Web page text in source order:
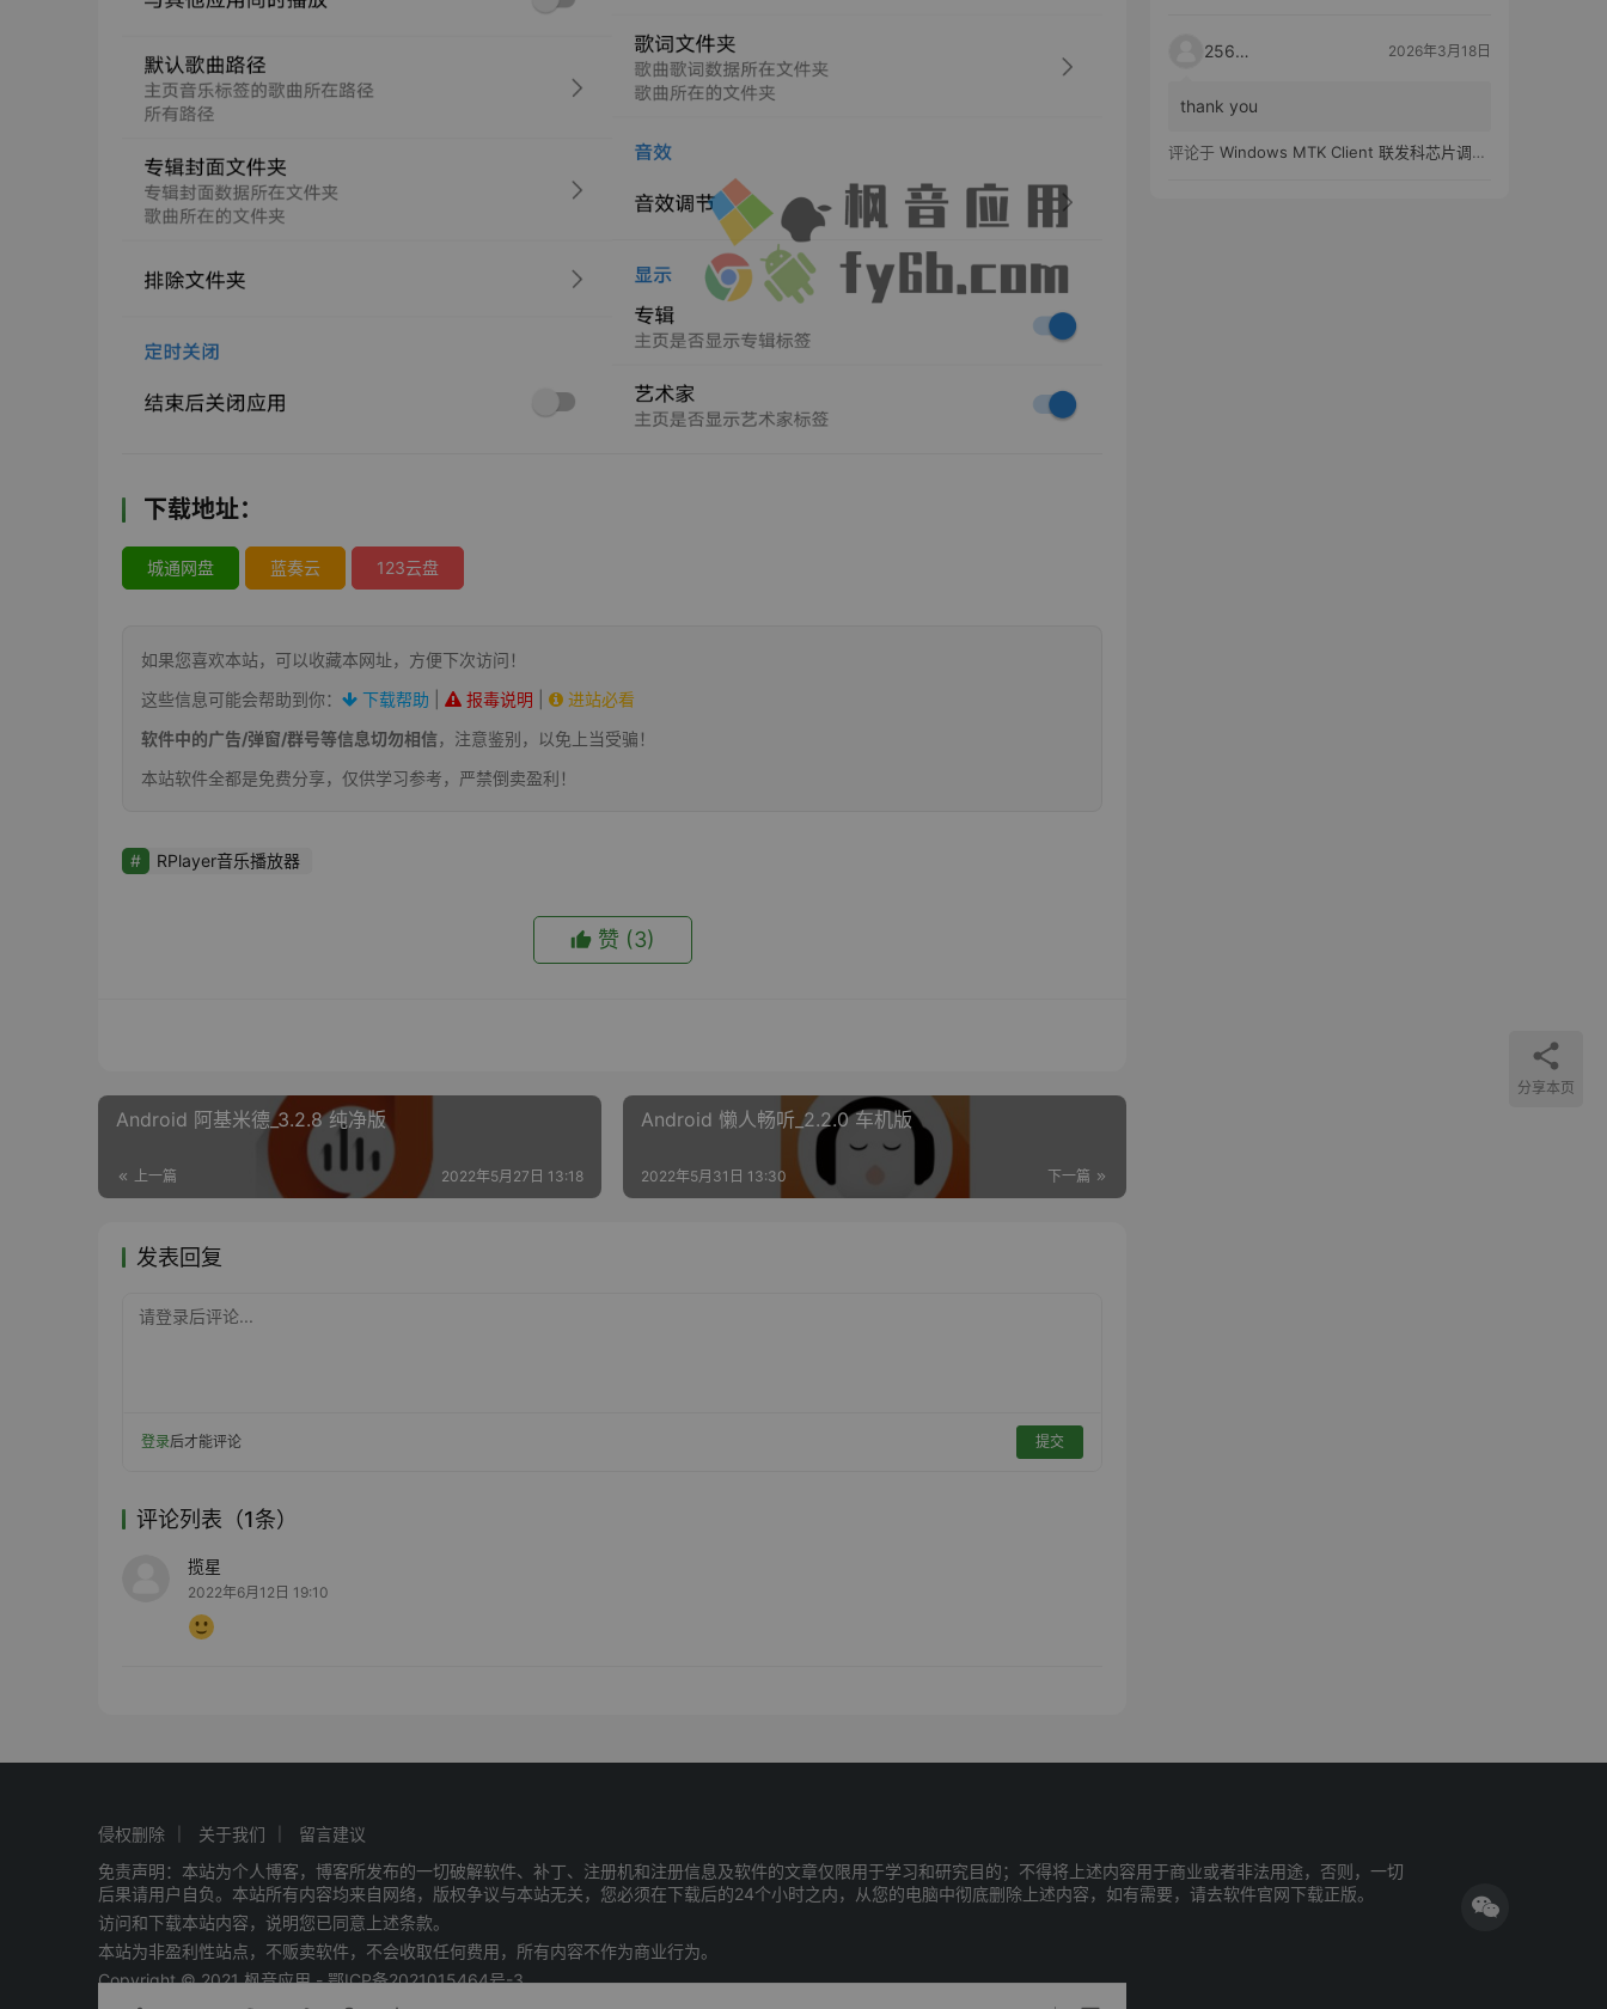
下载地址：
城通网盘 蓝奏云 123云盘
如果您喜欢本站，可以收藏本网址，方便下次访问！
这些信息可能会帮助到你：
下载帮助 报毒说明
进站必看
软件中的广告/弹窗/群号等信息切勿相信，注意鉴别，以免上当受骗！
本站软件全都是免费分享，仅供学习参考，严禁倒卖盈利！
RPlayer音乐播放器
赞 (3)
Android 阿基米德_3.2.8 纯净版
上一篇 2022年5月27日 13:18
Android 懒人畅听_2.2.0 车机版
下一篇
2022年5月31日 13:30
发表回复
请登录后评论...
登录后才能评论 提交
评论列表（1条）
揽星
2022年6月12日 19:10
25651 2026年3月18日
thank you
评论于 Windows MTK Client 联发科芯片调试工具_v2.01 汉化版
侵权删除 关于我们
留言建议
免责声明：本站为个人博客，博客所发布的一切破解软件、补丁、注册机和注册信息及软件的文章仅限用于学习和研究目的；不得将上述内容用于商业或者非法用途，否则，一切
后果请用户自负。本站所有内容均来自网络，版权争议与本站无关，您必须在下载后的24个小时之内，从您的电脑中彻底删除上述内容，如有需要，请去软件官网下载正版。
访问和下载本站内容，说明您已同意上述条款。
本站为非盈利性站点，不贩卖软件，不会收取任何费用，所有内容不作为商业行为。
Copyright © 2021 枫音应用 -鄂ICP备2021015464号-3
分享本页